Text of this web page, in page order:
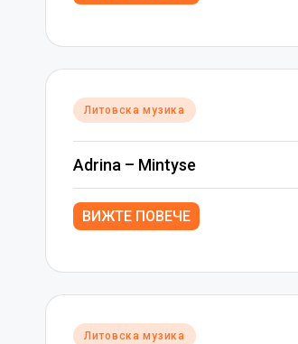
Posted
Литовска музика
Adrina – Mintyse
ВИЖТЕ ПОВЕЧЕ
Posted
Литовска музика